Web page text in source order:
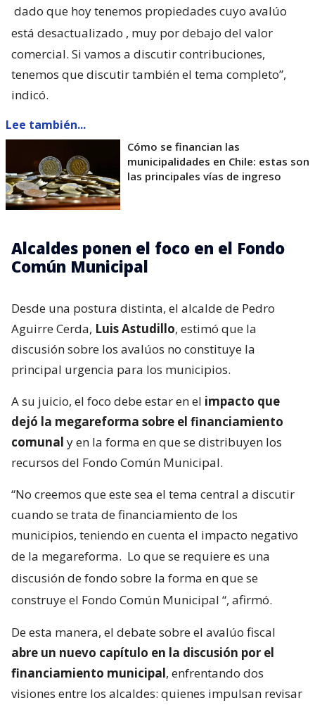
dado que hoy tenemos propiedades cuyo avalúo
está desactualizado , muy por debajo del valor
comercial. Si vamos a discutir contribuciones,
tenemos que discutir también el tema completo”,
indicó.
Lee también...
Cómo se financian las
municipalidades en Chile: estas son
las principales vías de ingreso
Alcaldes ponen el foco en el Fondo
Común Municipal
Desde una postura distinta, el alcalde de Pedro
Aguirre Cerda, Luis Astudillo, estimó que la
discusión sobre los avalúos no constituye la
principal urgencia para los municipios.
A su juicio, el foco debe estar en el impacto que
dejó la megareforma sobre el financiamiento
comunal y en la forma en que se distribuyen los
recursos del Fondo Común Municipal.
“No creemos que este sea el tema central a discutir
cuando se trata de financiamiento de los
municipios, teniendo en cuenta el impacto negativo
de la megareforma. Lo que se requiere es una
discusión de fondo sobre la forma en que se
construye el Fondo Común Municipal “, afirmó.
De esta manera, el debate sobre el avalúo fiscal
abre un nuevo capítulo en la discusión por el
financiamiento municipal, enfrentando dos
visiones entre los alcaldes: quienes impulsan revisar